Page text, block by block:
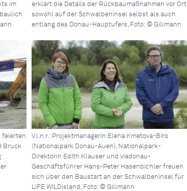
erklärt die Details der Rückbaumaßnahmen vor Ort
sowohl auf der Schwalbeninsel selbst als auch
entlang des Donau-Hauptufers, Foto: © Gillmann
im
V.l.n.r.: Projektmanagerin Elena Kmetova-Biro
(Nationalpark Donau-Auen), Nationalpark-
Direktorin Edith Klauser und viadonau-
Geschäftsführer Hans-Peter Hasenbichler freuen
sich über den Baustart an der Schwalbeninsel für
LIFE WILDisland, Foto: © Gillmann
feierten
Bruck